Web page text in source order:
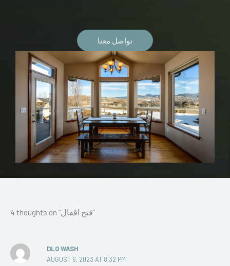
تواصل معنا
4 thoughts on “فتح اقفال”
DLO WASH
AUGUST 6, 2023 AT 8:32 PM